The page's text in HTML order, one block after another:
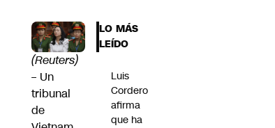
(Reuters)
– Un
tribunal
de
LO MÁS
LEÍDO
Luis
Cordero
afirma
que ha